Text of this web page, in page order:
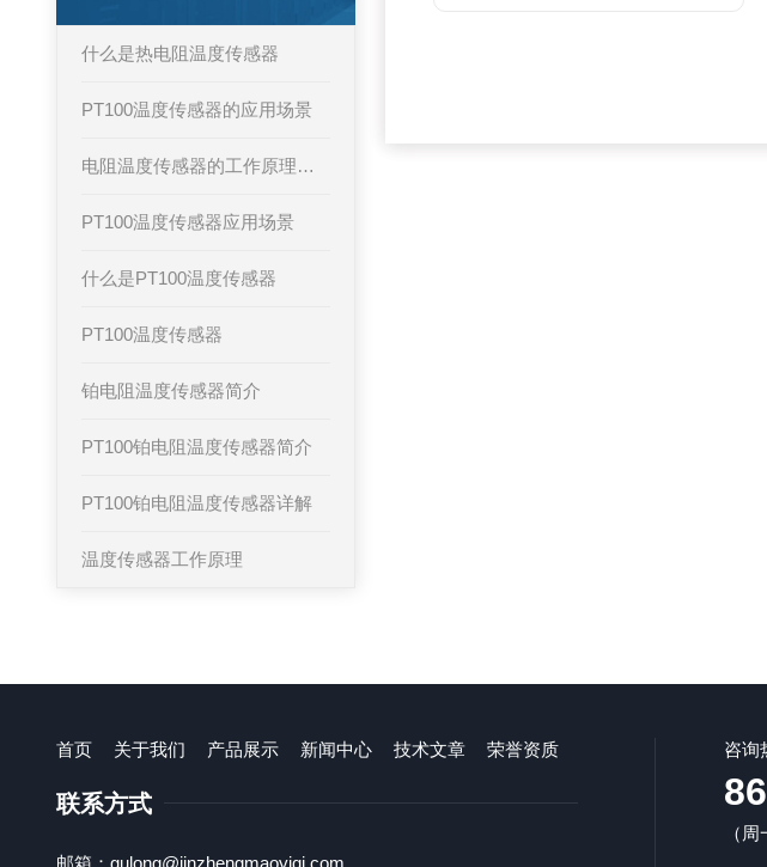
什么是热电阻温度传感器
PT100温度传感器的应用场景
电阻温度传感器的工作原理及主要特点
PT100温度传感器应用场景
什么是PT100温度传感器
PT100温度传感器
铂电阻温度传感器简介
PT100铂电阻温度传感器简介
PT100铂电阻温度传感器详解
温度传感器工作原理
首页 关于我们 产品展示 新闻中心 技术文章 荣誉资质
联系方式
邮箱：gulong@jinzhengmaoyiqi.com
咨询
（